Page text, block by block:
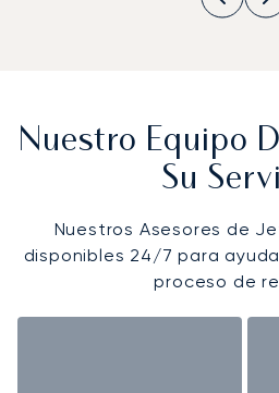
Nuestro Equipo
Su
Nuestros Asesores de
disponibles 24/7 para
proceso de